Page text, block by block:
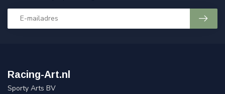
Racing-Art.nl
Sporty Arts BV